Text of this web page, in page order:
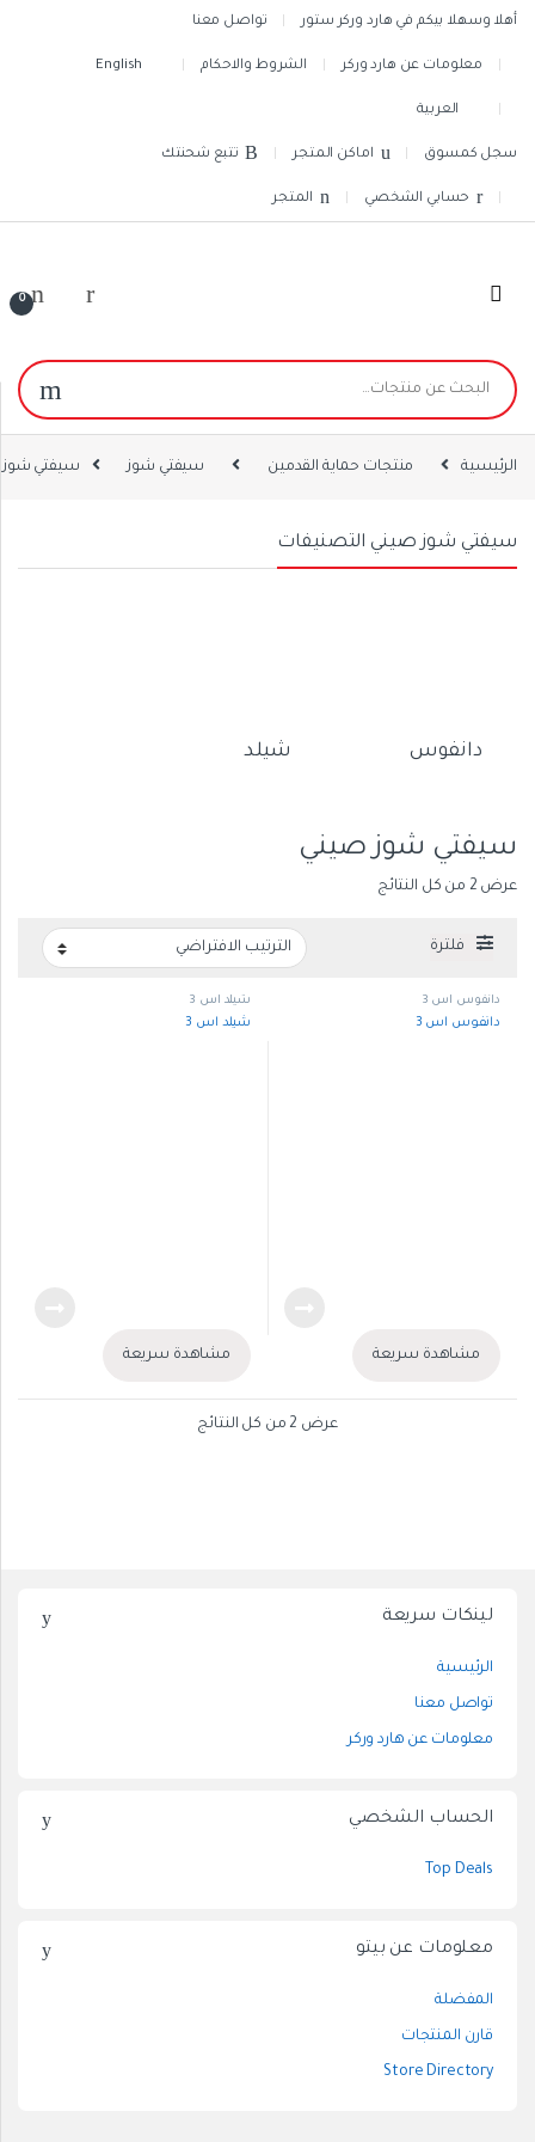
Skip to navigation
Skip to content
أهلا وسهلا بيكم في هارد وركر ستور تواصل معنا
معلومات عن هارد وركر الشروط والاحكام English
العربية
سجل كمسوق اماكن المتجر تتبع شحنتك
حسابي الشخصي المتجر
0
البحث عن:
الرئيسية منتجات حماية القدمين سيفتي شوز سيفتي
سيفتي شوز صيني التصنيفات
دانفوس شيلد
سيفتي شوز صيني
عرض ⁦2⁩ من كل النتائج
فلترة
دانفوس اس 3
دانفوس اس 3
مشاهدة سريعة
شيلد اس 3
شيلد اس 3
مشاهدة سريعة
عرض ⁦2⁩ من كل النتائج
لينكات سريعة
الرئيسية
تواصل معنا
معلومات عن هارد وركر
الحساب الشخصي
Top Deals
معلومات عن بيتو
المفضلة
قارن المنتجات
Store Directory